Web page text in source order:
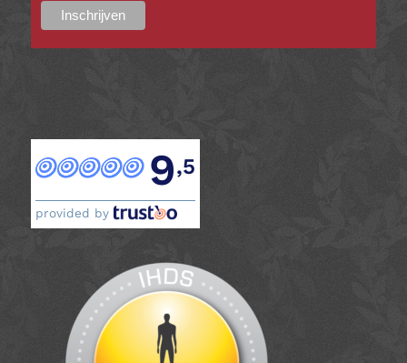
9,5
provided by